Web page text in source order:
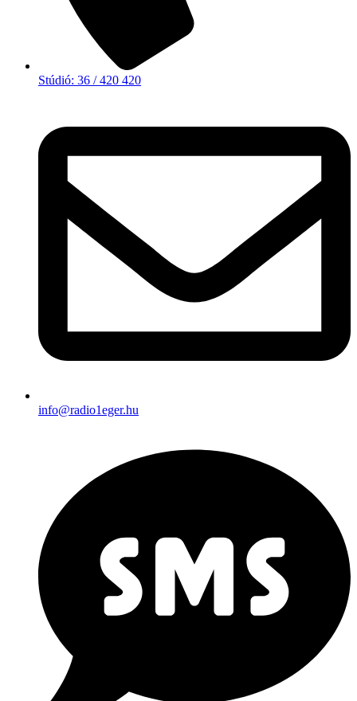
Stúdió: 36 / 420 420
info@radio1eger.hu